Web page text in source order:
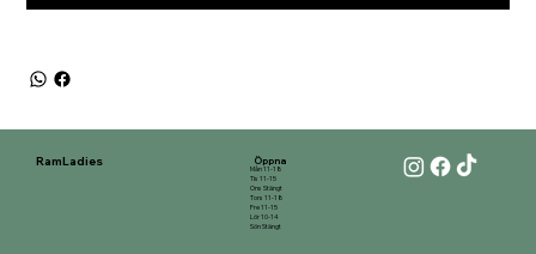
RamLadies
Mån 11-18
Tis 11-15
Ons Stängt
Tors 11-18
Fre 11-15
Lör 10-14
Sön Stängt
Öppna